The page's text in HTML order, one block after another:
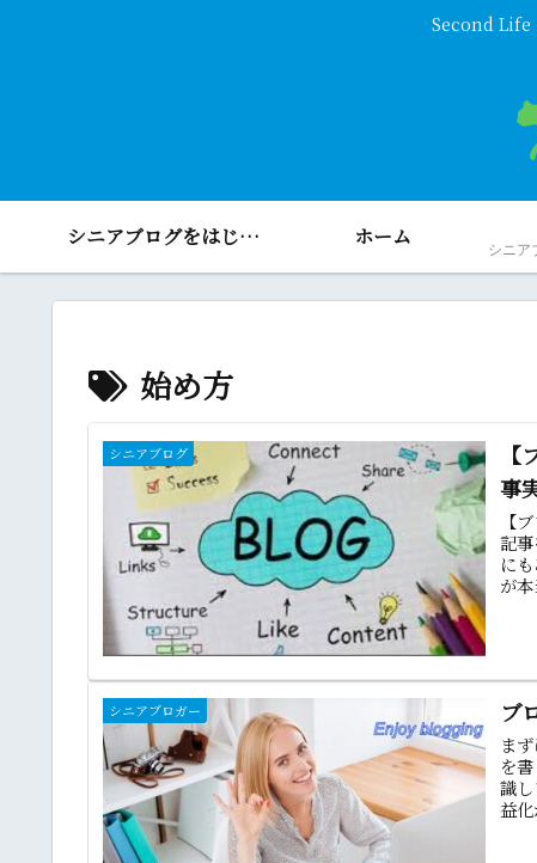
Second Life
シニアブログをはじめよう！ ホーム
始め方
シニアブログ
事
【
記
に
が
シニアブロガー ブ
ま
を
識
益